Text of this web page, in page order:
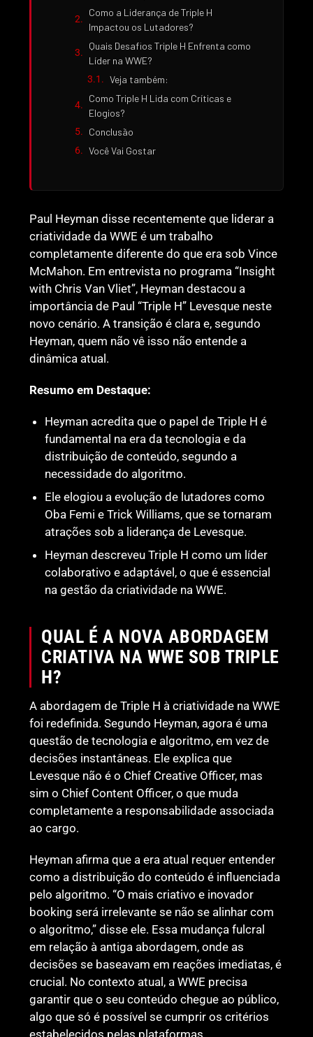
Como a Liderança de Triple H
Impactou os Lutadores?
Quais Desafios Triple H Enfrenta como
Líder na WWE?
Veja também:
Como Triple H Lida com Críticas e
Elogios?
Conclusão
Você Vai Gostar
Paul Heyman disse recentemente que liderar a
criatividade da WWE é um trabalho
completamente diferente do que era sob Vince
McMahon. Em entrevista no programa “Insight
with Chris Van Vliet”, Heyman destacou a
importância de Paul “Triple H” Levesque neste
novo cenário. A transição é clara e, segundo
Heyman, quem não vê isso não entende a
dinâmica atual.
Resumo em Destaque:
Heyman acredita que o papel de Triple H é
fundamental na era da tecnologia e da
distribuição de conteúdo, segundo a
necessidade do algoritmo.
Ele elogiou a evolução de lutadores como
Oba Femi e Trick Williams, que se tornaram
atrações sob a liderança de Levesque.
Heyman descreveu Triple H como um líder
colaborativo e adaptável, o que é essencial
na gestão da criatividade na WWE.
QUAL É A NOVA ABORDAGEM
CRIATIVA NA WWE SOB TRIPLE
H?
A abordagem de Triple H à criatividade na WWE
foi redefinida. Segundo Heyman, agora é uma
questão de tecnologia e algoritmo, em vez de
decisões instantâneas. Ele explica que
Levesque não é o Chief Creative Officer, mas
sim o Chief Content Officer, o que muda
completamente a responsabilidade associada
ao cargo.
Heyman afirma que a era atual requer entender
como a distribuição do conteúdo é influenciada
pelo algoritmo. “O mais criativo e inovador
booking será irrelevante se não se alinhar com
o algoritmo,” disse ele. Essa mudança fulcral
em relação à antiga abordagem, onde as
decisões se baseavam em reações imediatas, é
crucial. No contexto atual, a WWE precisa
garantir que o seu conteúdo chegue ao público,
algo que só é possível se cumprir os critérios
estabelecidos pelas plataformas.